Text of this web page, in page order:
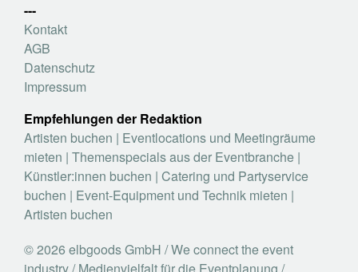
---
Kontakt
AGB
Datenschutz
Impressum
Empfehlungen der Redaktion
Artisten buchen | Eventlocations und Meetingräume
mieten | Themenspecials aus der Eventbranche |
Künstler:innen buchen | Catering und Partyservice
buchen | Event-Equipment und Technik mieten |
Artisten buchen
© 2026 elbgoods GmbH / We connect the event